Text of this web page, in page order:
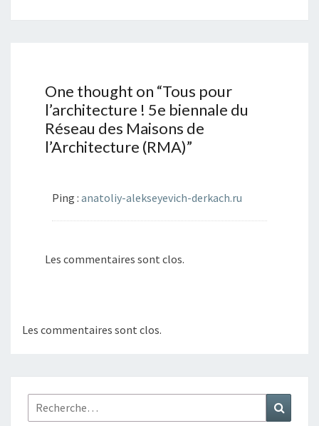
One thought on “Tous pour
l’architecture ! 5e biennale du
Réseau des Maisons de
l’Architecture (RMA)”
Ping : anatoliy-alekseyevich-derkach.ru
Les commentaires sont clos.
Les commentaires sont clos.